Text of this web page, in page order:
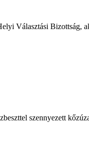
Választási Bizottság,
szennyezett